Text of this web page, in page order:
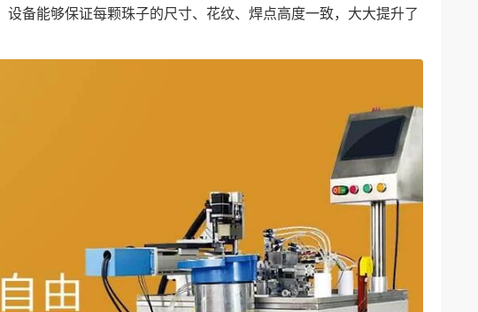
备能够保证每颗珠子的尺寸、花纹、焊点高度一致，大大提升了